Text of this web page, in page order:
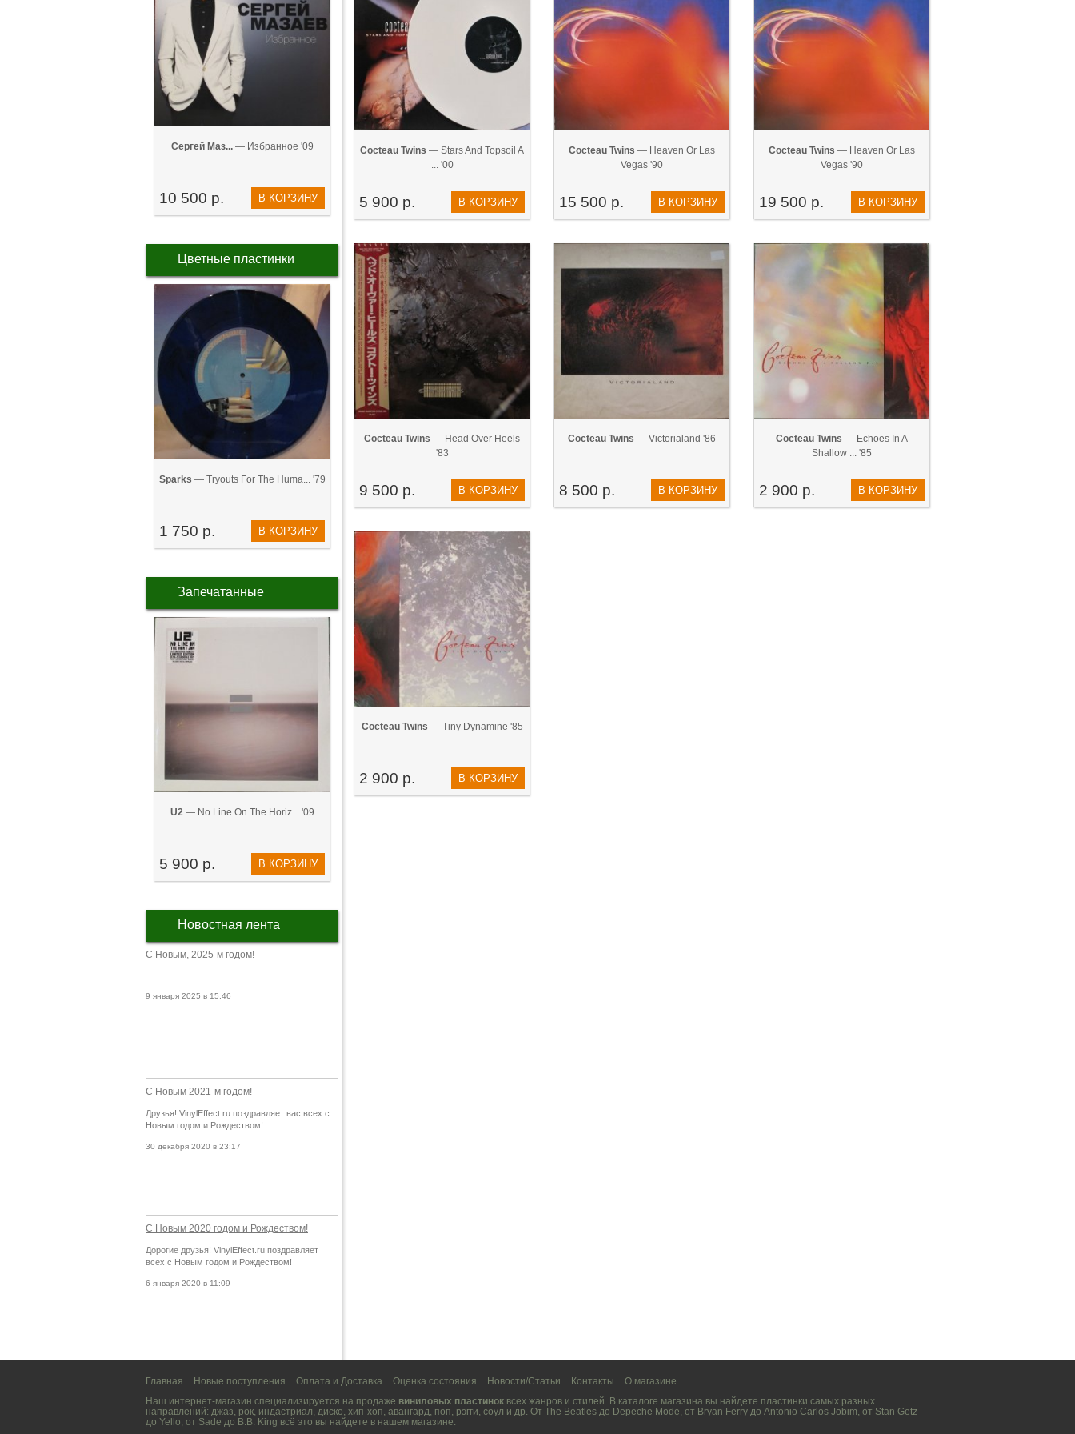
Сергей Маз...— Избранное '09
10 500 р. В КОРЗИНУ
Цветные пластинки
Sparks — Tryouts For The Huma... '79
1 750 р. В КОРЗИНУ
Запечатанные
U2— No Line On The Horiz... '09
5 900 р. В КОРЗИНУ
Новостная лента
С Новым, 2025-м годом!
9 января 2025 в 15:46
С Новым 2021-м годом!
Друзья! VinylEffect.ru поздравляет вас всех с
Новым годом и Рождеством!
30 декабря 2020 в 23:17
С Новым 2020 годом и Рождеством!
Дорогие друзья! VinylEffect.ru поздравляет
всех с Новым годом и Рождеством!
6 января 2020 в 11:09
Cocteau Twins — Stars And Topsoil A
... '00
5 900 р. В КОРЗИНУ
Cocteau Twins — Heaven Or Las
Vegas '90
15 500 р. В КОРЗИНУ
Cocteau Twins — Heaven Or Las
Vegas '90
19 500 р. В КОРЗИНУ
Cocteau Twins — Head Over Heels
'83
9 500 р. В КОРЗИНУ
Cocteau Twins — Victorialand '86
8 500 р. В КОРЗИНУ
Cocteau Twins — Echoes In A
Shallow ... '85
2 900 р. В КОРЗИНУ
Cocteau Twins — Tiny Dynamine '85
2 900 р. В КОРЗИНУ
Главная Новые поступления Оплата и Доставка Оценка состояния Новости/Статьи Контакты
О магазине
Наш интернет-магазин специализируется на продаже виниловых пластинок всех жанров и стилей. В каталоге магазина вы найдете пластинки самых разных
направлений: джаз, рок, индастриал, диско, хип-хоп, авангард, поп, рэгги, соул и др. От The Beatles до Depeche Mode, от Bryan Ferry до Antonio Carlos Jobim, от Stan Getz
до Yello, от Sade до B.B. King всё это вы найдете в нашем магазине.